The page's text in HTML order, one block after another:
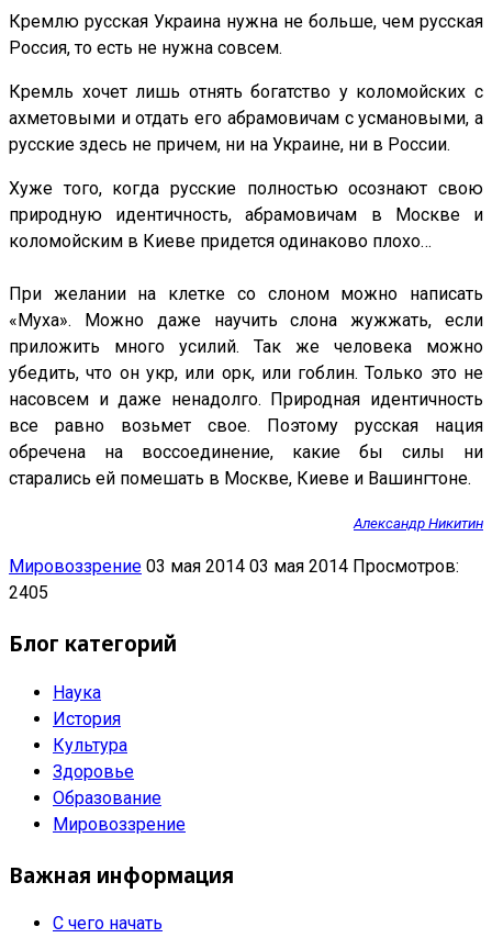
Кремлю русская Украина нужна не больше, чем русская
Россия, то есть не нужна совсем.
Кремль хочет лишь отнять богатство у коломойских с
ахметовыми и отдать его абрамовичам с усмановыми, а
русские здесь не причем, ни на Украине, ни в России.
Хуже того, когда русские полностью осознают свою
природную идентичность, абрамовичам в Москве и
коломойским в Киеве придется одинаково плохо…
При желании на клетке со слоном можно написать
«Муха». Можно даже научить слона жужжать, если
приложить много усилий. Так же человека можно
убедить, что он укр, или орк, или гоблин. Только это не
насовсем и даже ненадолго. Природная идентичность
все равно возьмет свое. Поэтому русская нация
обречена на воссоединение, какие бы силы ни
старались ей помешать в Москве, Киеве и Вашингтоне.
Александр Никитин
Мировоззрение 03 мая 2014 03 мая 2014 Просмотров:
2405
Блог категорий
Наука
История
Культура
Здоровье
Образование
Мировоззрение
Важная информация
С чего начать